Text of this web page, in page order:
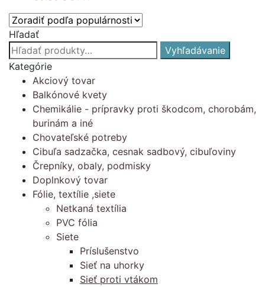
Hľadať
Hľadať:
Vyhľadávanie
Kategórie
Akciový tovar
Balkónové kvety
Chemikálie - prípravky proti škodcom, chorobám,
burinám a iné
Chovateľské potreby
Cibuľa sadzačka, cesnak sadbový, cibuľoviny
Črepníky, obaly, podmisky
Doplnkový tovar
Fólie, textílie ,siete
Netkaná textília
PVC fólia
Siete
Príslušenstvo
Sieť na uhorky
Sieť proti vtákom